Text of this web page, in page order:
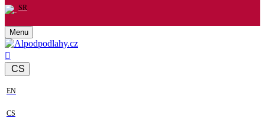
SR
Menu
CS
EN
CS